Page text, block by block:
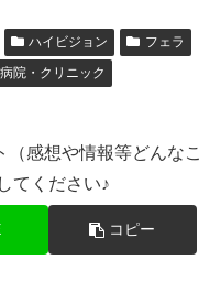
甘やかし射精させる授乳手コ
キ 美人ナース30人たっぷり5
時間9分ww
ハイビジョン
フェラ
病院・クリニック
（感想や情報等どんなこ
てください♪
コピー